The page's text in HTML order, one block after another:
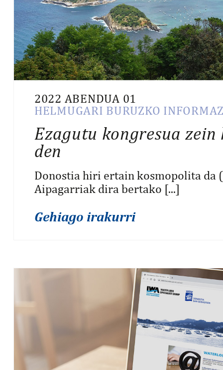
2022 ABENDUA 01
HELMUGARI BURUZKO
Ezagutu kongresua
den
Donostia hiri ertain kosmopolita da
Aipagarriak dira bertako [...]
Gehiago irakurri